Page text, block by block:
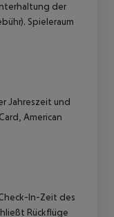
der
Spieleraum
Jahreszeit und
American
In-Zeit des
Rückflüge